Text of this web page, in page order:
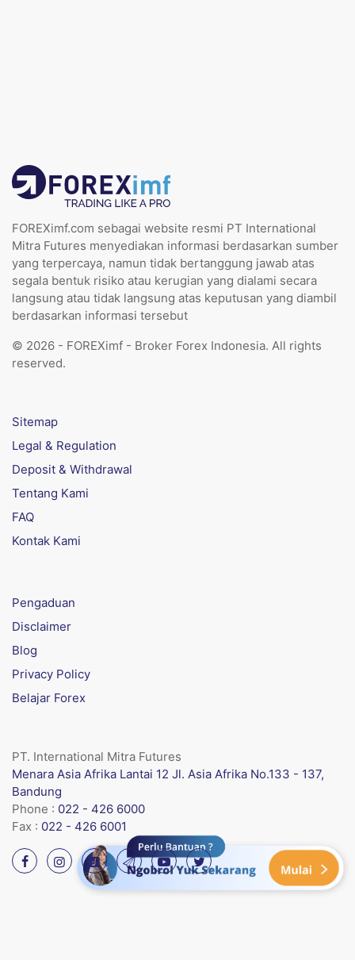
FOREXimf.com sebagai website resmi PT International
Mitra Futures menyediakan informasi berdasarkan sumber
yang terpercaya, namun tidak bertanggung jawab atas
segala bentuk risiko atau kerugian yang dialami secara
langsung atau tidak langsung atas keputusan yang diambil
berdasarkan informasi tersebut
© 2026 - FOREXimf - Broker Forex Indonesia. All rights
reserved.
Sitemap
Legal & Regulation
Deposit & Withdrawal
Tentang Kami
FAQ
Kontak Kami
Pengaduan
Disclaimer
Blog
Privacy Policy
Belajar Forex
PT. International Mitra Futures
Menara Asia Afrika Lantai 12 Jl. Asia Afrika No.133 - 137,
Bandung
Phone : 022 - 426 6000
Fax : 022 - 426 6001